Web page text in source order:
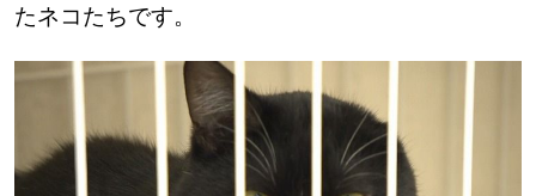
道東
KEYWORD
たネコたちです。